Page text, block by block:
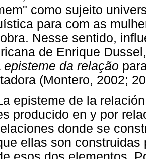
como sujeito
para com as
Nesse sentido,
de Enrique
episteme da relação
(Montero, 2002;
episteme de la
producido en y por
donde se
ellas son